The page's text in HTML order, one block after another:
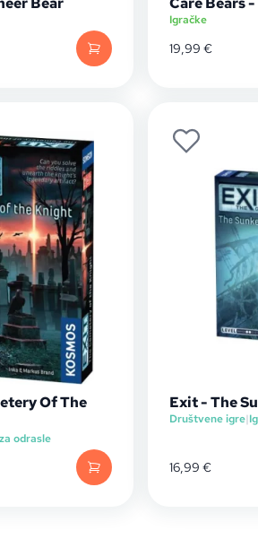
Igračke
19,99 €
Of The
odrasle
Exit - The
Društvene igre|
16,99 €